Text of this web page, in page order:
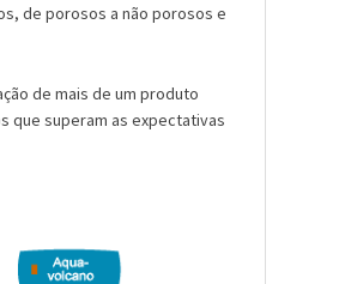
de porosos a não porosos e
de mais de um produto
que superam as expectativas